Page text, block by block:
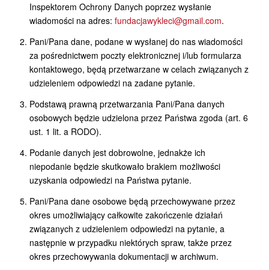
Inspektorem Ochrony Danych poprzez wysłanie
wiadomości na adres: fundacjawykleci@gmail.com.
Pani/Pana dane, podane w wysłanej do nas wiadomości
za pośrednictwem poczty elektronicznej i/lub formularza
kontaktowego, będą przetwarzane w celach związanych z
udzieleniem odpowiedzi na zadane pytanie.
Podstawą prawną przetwarzania Pani/Pana danych
osobowych będzie udzielona przez Państwa zgoda (art. 6
ust. 1 lit. a RODO).
Podanie danych jest dobrowolne, jednakże ich
niepodanie będzie skutkowało brakiem możliwości
uzyskania odpowiedzi na Państwa pytanie.
Pani/Pana dane osobowe będą przechowywane przez
okres umożliwiający całkowite zakończenie działań
związanych z udzieleniem odpowiedzi na pytanie, a
następnie w przypadku niektórych spraw, także przez
okres przechowywania dokumentacji w archiwum.